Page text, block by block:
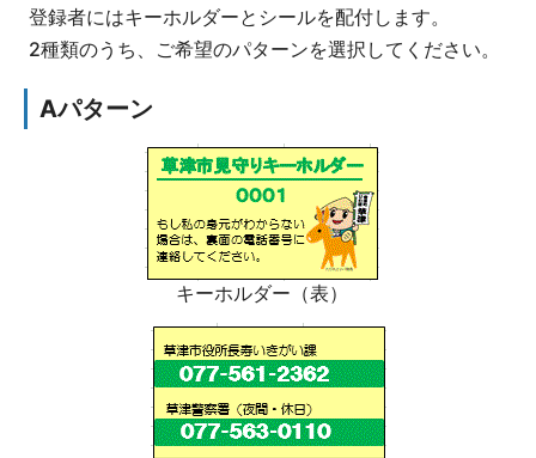
登録者にはキーホルダーとシールを配付します。
2種類のうち、ご希望のパターンを選択してください。
Aパターン
キーホルダー（表）